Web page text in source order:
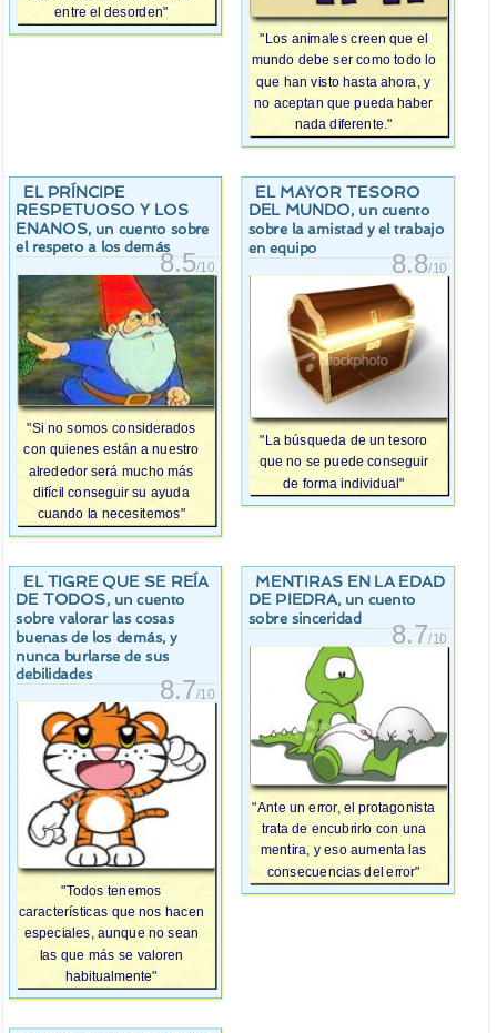
entre el desorden"
"Los animales creen que el
mundo debe ser como todo lo
que han visto hasta ahora, y
no aceptan que pueda haber
nada diferente."
EL PRÍNCIPE
RESPETUOSO Y LOS
ENANOS, un cuento sobre
el respeto a los demás
8.5/10
"Si no somos considerados
con quienes están a nuestro
alrededor será mucho más
difícil conseguir su ayuda
cuando la necesitemos"
EL MAYOR TESORO
DEL MUNDO, un cuento
sobre la amistad y el trabajo
en equipo
8.8/10
"La búsqueda de un tesoro
que no se puede conseguir
de forma individual"
EL TIGRE QUE SE REÍA
DE TODOS, un cuento
sobre valorar las cosas
buenas de los demás, y
nunca burlarse de sus
debilidades
8.7/10
"Todos tenemos
características que nos hacen
especiales, aunque no sean
las que más se valoren
habitualmente"
MENTIRAS EN LA EDAD
DE PIEDRA, un cuento
sobre sinceridad
8.7/10
"Ante un error, el protagonista
trata de encubrirlo con una
mentira, y eso aumenta las
consecuencias del error"